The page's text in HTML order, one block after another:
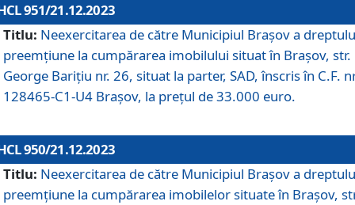
951/21.12.2023
Titlu: Neexercitarea de către Municipiul Brașov a
preemțiune la cumpărarea imobilului situat în Brașov, str.
George Barițiu nr. 26, situat la parter, SAD, înscris în C.F.
128465-C1-U4 Brașov, la prețul de 33.000 euro.
950/21.12.2023
Titlu: Neexercitarea de către Municipiul Brașov a
preemțiune la cumpărarea imobilelor situate în Brașov,